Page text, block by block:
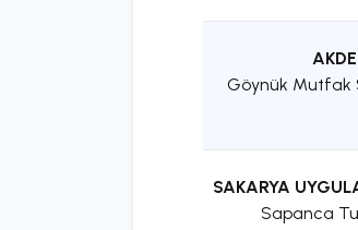
Göynük Mutfak
SAKARYA
Sapanca